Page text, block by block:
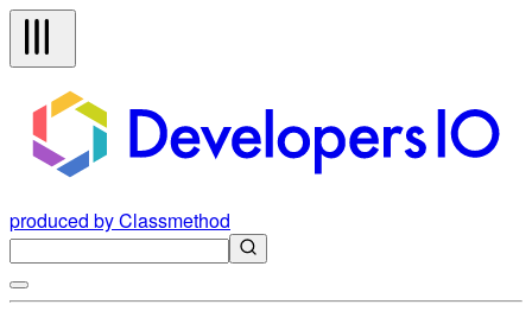
produced by Classmethod